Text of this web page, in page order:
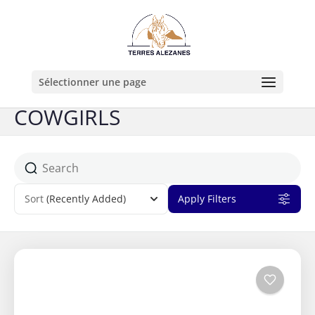
Sélectionner une page
COWGIRLS
Sort (Recently Added) Apply Filters